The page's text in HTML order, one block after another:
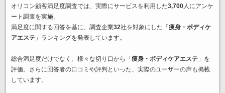
オリコン顧客満足度調査では、実際にサービスを利用した3,700人にアンケ
ート調査を実施。
満足度に関する回答を基に、調査企業32社を対象にした「 痩身・ボディケ
アエステ」ランキングを発表しています。
総合満足度だけでなく、様々な切り口から「 痩身・ボディケアエステ」を
評価。さらに回答者の口コミや評判といった、実際のユーザーの声も掲載
しています。